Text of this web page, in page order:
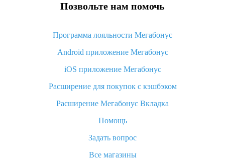
Что делать, если Алиэкспресс просит ввести паспортные
Как узнать, куда пришла посылка с Алиэкспресс
Вы отменили заказ на Алиэкспресс, когда вернут деньги?
Что такое баллы на Алиэкспресс, как их получить и
«AliExpress Standard Shipping»: что это за метод доставки и
как его отслеживать
Как покупать оптом на Алиэкспресс
Что делать, если не пришел товар с Алиэкспресс
Позвольте нам помочь
Программа лояльности Мегабонус
Android приложение Мегабонус
iOS приложение Мегабонус
Расширение для покупок с кэшбэком
Расширение Мегабонус Вкладка
Помощь
Задать вопрос
Все магазины